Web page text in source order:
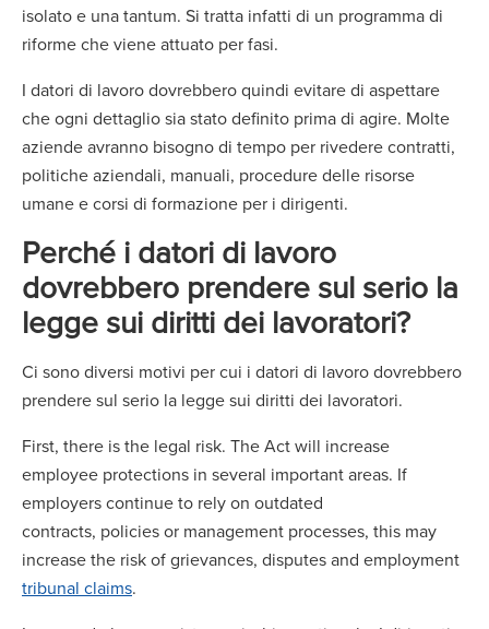
isolato e una tantum. Si tratta infatti di un programma di
riforme che viene attuato per fasi.
I datori di lavoro dovrebbero quindi evitare di aspettare
che ogni dettaglio sia stato definito prima di agire. Molte
aziende avranno bisogno di tempo per rivedere contratti,
politiche aziendali, manuali, procedure delle risorse
umane e corsi di formazione per i dirigenti.
Perché i datori di lavoro
dovrebbero prendere sul serio la
legge sui diritti dei lavoratori?
Ci sono diversi motivi per cui i datori di lavoro dovrebbero
prendere sul serio la legge sui diritti dei lavoratori.
First, there is the legal risk. The Act will increase
employee protections in several important areas. If
employers continue to rely on outdated
contracts, policies or management processes, this may
increase the risk of grievances, disputes and employment
tribunal claims.